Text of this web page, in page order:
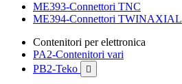
ME393-Connettori TNC
ME394-Connettori TWINAXIAL
Contenitori per elettronica
PA2-Contenitori vari
PB2-Teko
